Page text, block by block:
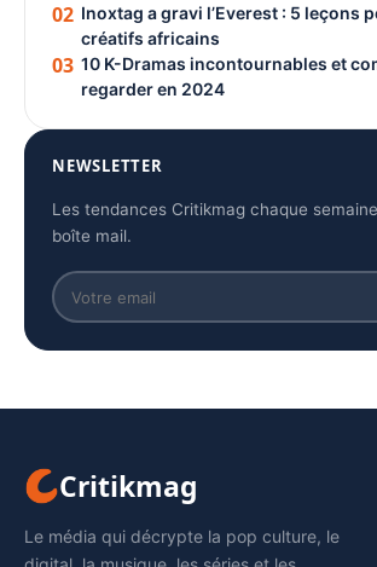
02 Inoxtag a gravi l’Everest : 5 leçons
créatifs africains
03 10 K-Dramas incontournables et
regarder en 2024
NEWSLETTER
Les tendances Critikmag chaque
boîte mail.
Critikmag
Le média qui décrypte la pop culture, le